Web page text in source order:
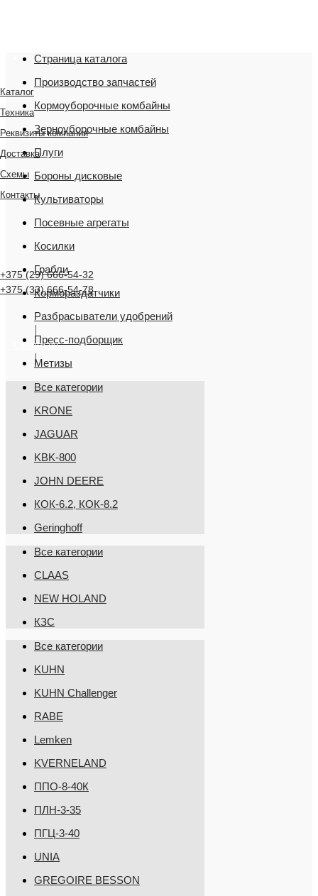
Каталог
Техника
Реквизиты компании
Доставка
Схемы
Контакты
+375 (29) 666-54-32
+375 (33) 666-54-78
Связаться
Страница каталога
Производство запчастей
Кормоуборочные комбайны
Зерноуборочные комбайны
Плуги
Бороны дисковые
Культиваторы
Посевные агрегаты
Косилки
Грабли
Кормораздатчики
Разбрасыватели удобрений
Пресс-подборщик
Метизы
Все категории
KRONE
JAGUAR
KBK-800
JOHN DEERE
КОК-6.2, КОК-8.2
Geringhoff
Все категории
CLAAS
NEW HOLAND
КЗС
Все категории
KUHN
KUHN Challenger
RABE
Lemken
KVERNELAND
ППО-8-40К
ПЛН-3-35
ПГЦ-3-40
UNIA
GREGOIRE BESSON